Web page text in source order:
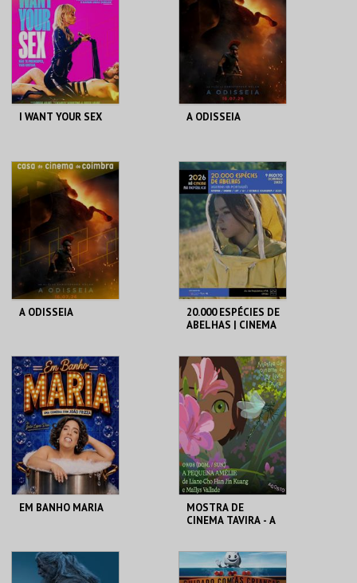
MAIS INFO
COMPRAR
MAIS INFO
COMPRAR
I WANT YOUR SEX
CASA DO CINEMA
DE COIMBRA
MAIS INFO
COMPRAR
A ODISSEIA
CINEMAS CINEMAX
PENAFIEL
MAIS INFO
COMPRAR
A ODISSEIA
CASA DO CINEMA
DE COIMBRA
MAIS INFO
COMPRAR
20.000 ESPÉCIES DE
ABELHAS | CINEMA
REPÚBLICA 14 -
OLHÃO
MAIS INFO
COMPRAR
EM BANHO MARIA
C CULTURAL
ANTÓNIO ALEIXO
MOSTRA DE
CINEMA TAVIRA - A
CLAUSTROS
CONVENTO CARMO